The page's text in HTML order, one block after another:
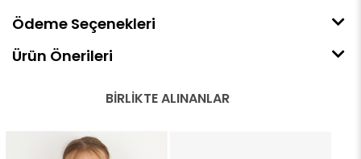
Ödeme Seçenekleri
Ürün Önerileri